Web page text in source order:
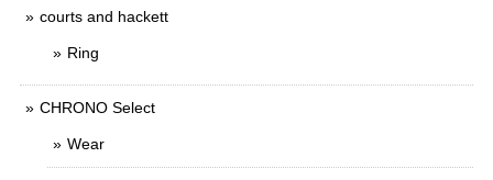
courts and hackett
Ring
CHRONO Select
Wear